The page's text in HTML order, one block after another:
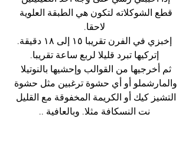
قطع الشوكلاته لتكون هي الطبقة العلوية
لاحقا.
إخبزي في الفرن تقريبا ١٥ إلى ١٨ دقيقة.
إتركيها تبرد قليلا لربع ساعة تقريبا.
ثم أخرجيها من القوالب وإحشيها بالنوتيلا
والمارشملو أو أي حشوة ترغبين مثل حشوة
التشيز كيك أو الكريمة المخفوقة مع القليل
نت النسكافة مثلا. وبالعافية ..